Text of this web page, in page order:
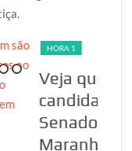
são os
ao
em 2026